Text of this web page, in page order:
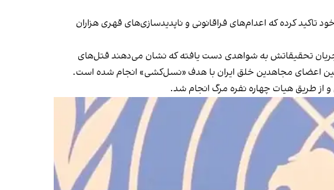
تاکید کرده که اعدام‌های فراقانونی و ناپدیدسازی‌های قهری هزاران
در جریان تحقیقاتش به شواهدی دست یافته که نشان می‌دهند قتل‌های
اعضای مجاهدین خلق ایران با هدف «نسل‌کشی» انجام شده است.